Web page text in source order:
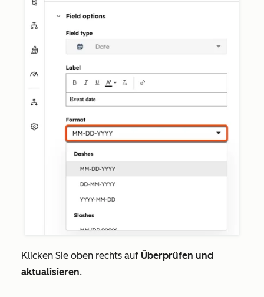
Klicken Sie oben rechts auf Überprüfen und
aktualisieren.